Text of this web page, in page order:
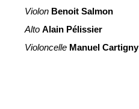
Violon Benoit Salmon
Alto Alain Pélissier
Violoncelle Manuel Cartigny